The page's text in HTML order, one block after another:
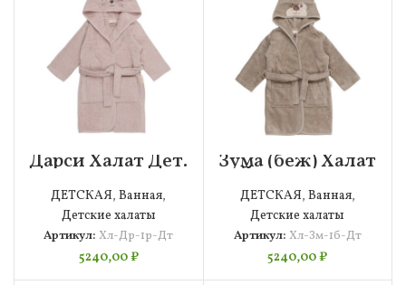
Дарси Халат Дет.
3-4 года
Махровый
ДЕТСКАЯ,Ванная,
Детские халаты
Артикул:Хл-Др-1р-Дт
5240,00₽
Зума (беж) Халат
Дет. 3-4 года
Махровый
ДЕТСКАЯ, Ванная,
Детские халаты
Артикул: Хл-Зм-1б-Дт
5240,00₽